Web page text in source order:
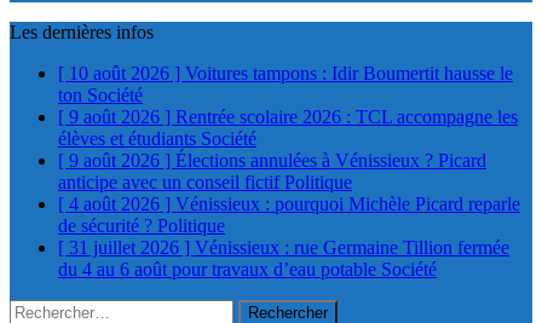
Les dernières infos
[ 10 août 2026 ] Voitures tampons : Idir Boumertit hausse le
ton Société
[ 9 août 2026 ] Rentrée scolaire 2026 : TCL accompagne les
élèves et étudiants Société
[ 9 août 2026 ] Élections annulées à Vénissieux ? Picard
anticipe avec un conseil fictifPolitique
[ 4 août 2026 ] Vénissieux : pourquoi Michèle Picard reparle
de sécurité ? Politique
[ 31 juillet 2026 ] Vénissieux : rue Germaine Tillion fermée
du 4 au 6 août pour travaux d’eau potable Société
Rechercher :